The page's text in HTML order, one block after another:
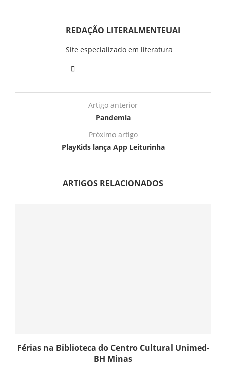
REDAÇÃO LITERALMENTEUAI
Site especializado em literatura
Artigo anterior
Pandemia
Próximo artigo
PlayKids lança App Leiturinha
ARTIGOS RELACIONADOS
Férias na Biblioteca do Centro Cultural Unimed-
BH Minas